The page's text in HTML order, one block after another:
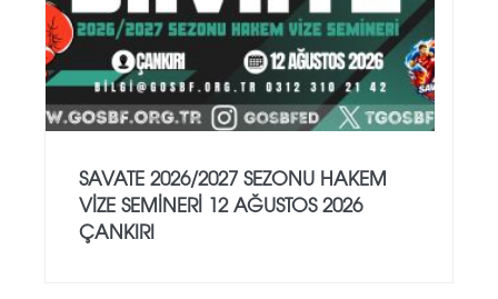
SAVATE 2026/2027 SEZONU HAKEM
VİZE SEMİNERİ 12 AĞUSTOS 2026
ÇANKIRI